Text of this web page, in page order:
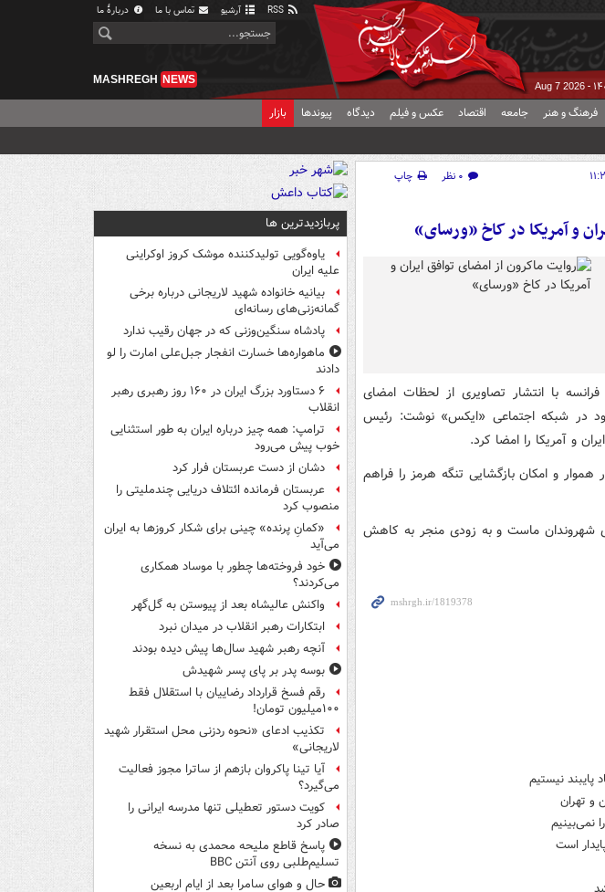
آرشیو تماس با ما دربارهٔ ما
Aug 7 2026
MASHREGH NEWS
فرهنگ و هنر جامعه اقتصاد عکس و فیلم دیدگاه پیوندها بازار
۰ نظر
چاپ
و آمریکا در کاخ «ورسای»
با انتشار تصاویری از لحظات امضای
در شبکه اجتماعی «ایکس» نوشت: رئیس
و آمریکا را امضا کرد.
هموار و امکان بازگشایی تنگه هرمز را فراهم
شهروندان ماست و به زودی منجر به کاهش
پایبند نیستیم
و تهران
نمی‌بینیم
است
پربازدیدترین ها
یاوه‌گویی تولیدکننده موشک کروز اوکراینی
علیه ایران
بیانیه خانواده شهید لاریجانی درباره برخی
گمانه‌زنی‌های رسانه‌ای
پادشاه سنگین‌وزنی که در جهان رقیب ندارد
ماهواره‌ها خسارت انفجار جبل‌علی امارت را لو
دادند
۶ دستاورد بزرگ ایران در ۱۶۰ روز رهبری رهبر
انقلاب
ترامپ: همه چیز درباره ایران به طور استثنایی
خوب پیش می‌رود
دشان از دست عربستان فرار کرد
عربستان فرمانده ائتلاف دریایی چندملیتی را
منصوب کرد
«کمانِ پرنده» چینی برای شکار کروزها به ایران
می‌آید
خود فروخته‌ها چطور با موساد همکاری
می‌کردند؟
واکنش عالیشاه بعد از پیوستن به گل‌گهر
ابتکارات رهبر انقلاب در میدان نبرد
آنچه رهبر شهید سال‌ها پیش دیده بودند
بوسه‌ پدر بر پای پسر شهیدش
رقم فسخ قرارداد رضاییان با استقلال فقط
۱۰۰میلیون تومان!
تکذیب ادعای «نحوه ردزنی محل استقرار شهید
لاریجانی»
آیا تینا پاکروان بازهم از ساترا مجوز فعالیت
می‌گیرد؟
کویت دستور تعطیلی تنها مدرسه ایرانی را
صادر کرد
پاسخ قاطع ملیحه محمدی به نسخه
تسلیم‌طلبی روی آنتن BBC
حال و هوای سامرا بعد از ایام اربعین